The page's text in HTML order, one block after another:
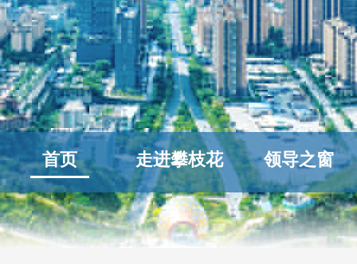
首页 走进攀枝花 领导之窗